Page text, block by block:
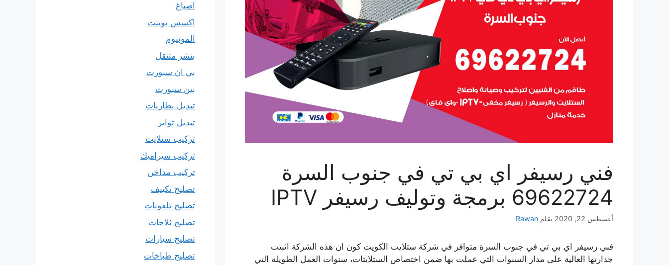
فني رسيفر اي بي تي في جنوب السرة
69622724 برمجة وتوليف رسيفر IPTV
أغسطس 22, 2020 بقلم Rawan
فني رسيفر اي بي تي في جنوب السرة متوافر في شركة ستلايت الكويت كون ان هذه الشركة اثبتت
جدارتها العالية على مدار السنوات التي عملت بها ضمن اختصاص الستلايتات، سنوات العمل الطويلة التي
اصباغ
اكسس بوينت
المونيوم
بنشر متنقل
بي ان سبورت
بين سبورت
تبديل بطاريات
تبديل تواير
تركيب ستلايت
تركيب سيراميك
تركيب مداخن
تصليح تكييف
تصليح تلفونات
تصليح ثلاجات
تصليح سيارات
تصليح طباخات